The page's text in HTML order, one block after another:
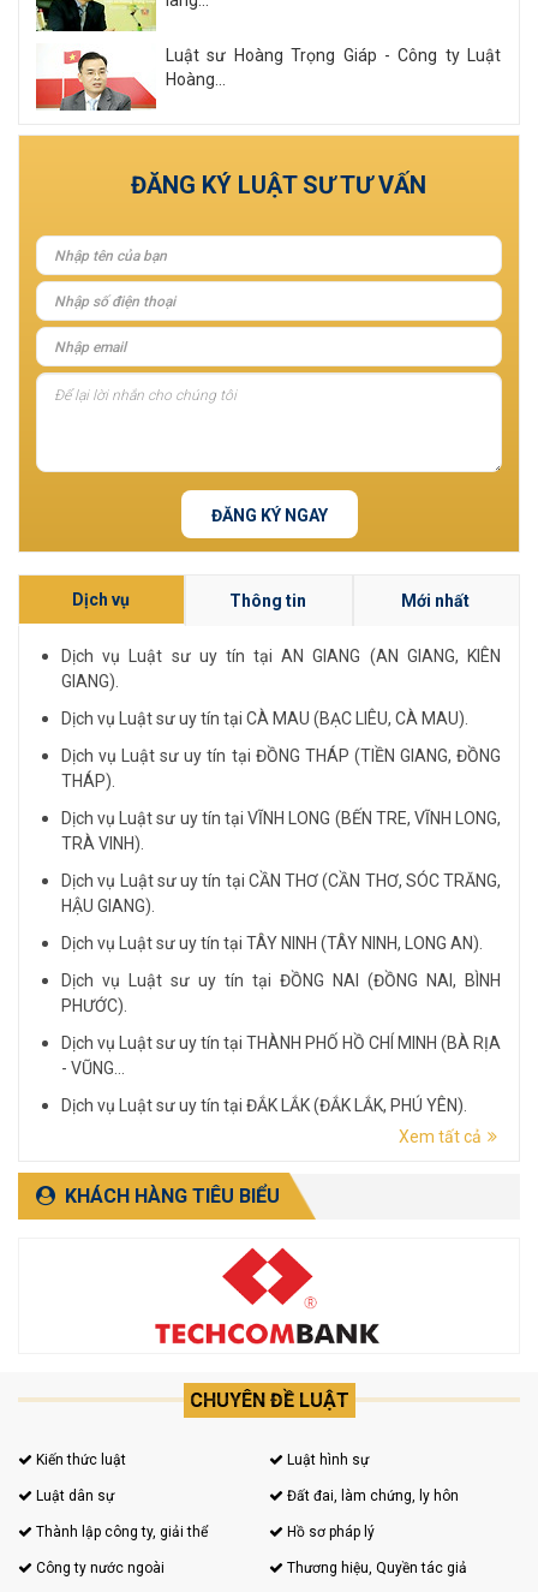
Luật sư Hoàng Trọng Giáp - Công ty Luật
Hoàng...
Xem tất cả
ĐĂNG KÝ LUẬT SƯ TƯ VẤN
ĐĂNG KÝ NGAY
Dịch vụ Thông tin Mới nhất
Dịch vụ Luật sư uy tín tại AN GIANG (AN GIANG, KIÊN
GIANG).
Dịch vụ Luật sư uy tín tại CÀ MAU (BẠC LIÊU, CÀ MAU).
Dịch vụ Luật sư uy tín tại ĐỒNG THÁP (TIỀN GIANG, ĐỒNG
THÁP).
Dịch vụ Luật sư uy tín tại VĨNH LONG (BẾN TRE, VĨNH LONG,
TRÀ VINH).
Dịch vụ Luật sư uy tín tại CẦN THƠ (CẦN THƠ, SÓC TRĂNG,
HẬU GIANG).
Dịch vụ Luật sư uy tín tại TÂY NINH (TÂY NINH, LONG AN).
Dịch vụ Luật sư uy tín tại ĐỒNG NAI (ĐỒNG NAI, BÌNH
PHƯỚC).
Dịch vụ Luật sư uy tín tại THÀNH PHỐ HỒ CHÍ MINH (BÀ RỊA
- VŨNG...
Dịch vụ Luật sư uy tín tại ĐẮK LẮK (ĐẮK LẮK, PHÚ YÊN).
Dịch vụ Luật sư uy tín tại LÂM ĐỒNG (LÂM ĐỒNG, ĐẮK
NÔNG, BÌNH THUẬN).
Xem tất cả
KHÁCH HÀNG TIÊU BIỂU
CHUYÊN ĐỀ LUẬT
Kiến thức luật Luật hình sự
Luật dân sự Đất đai, làm chứng, ly hôn
Thành lập công ty, giải thể Hồ sơ pháp lý
Công ty nước ngoài Thương hiệu, Quyền tác giả